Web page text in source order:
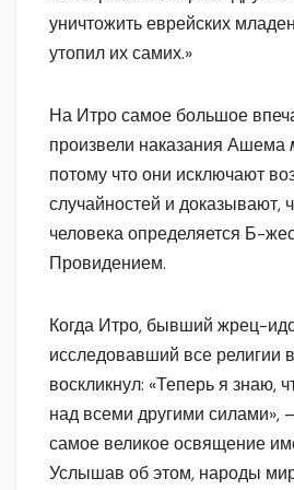
уничтожить еврейских
утопил их самих.»
На Итро самое большое
произвели наказания Ашема
потому что они исключают
случайностей и доказывают,
человека определяется Б-
Провидением.
Когда Итро, бывший жрец-
исследовавший все религии
воскликнул: «Теперь я знаю,
над всеми другими силами»,
самое великое освящение
Услышав об этом, народы